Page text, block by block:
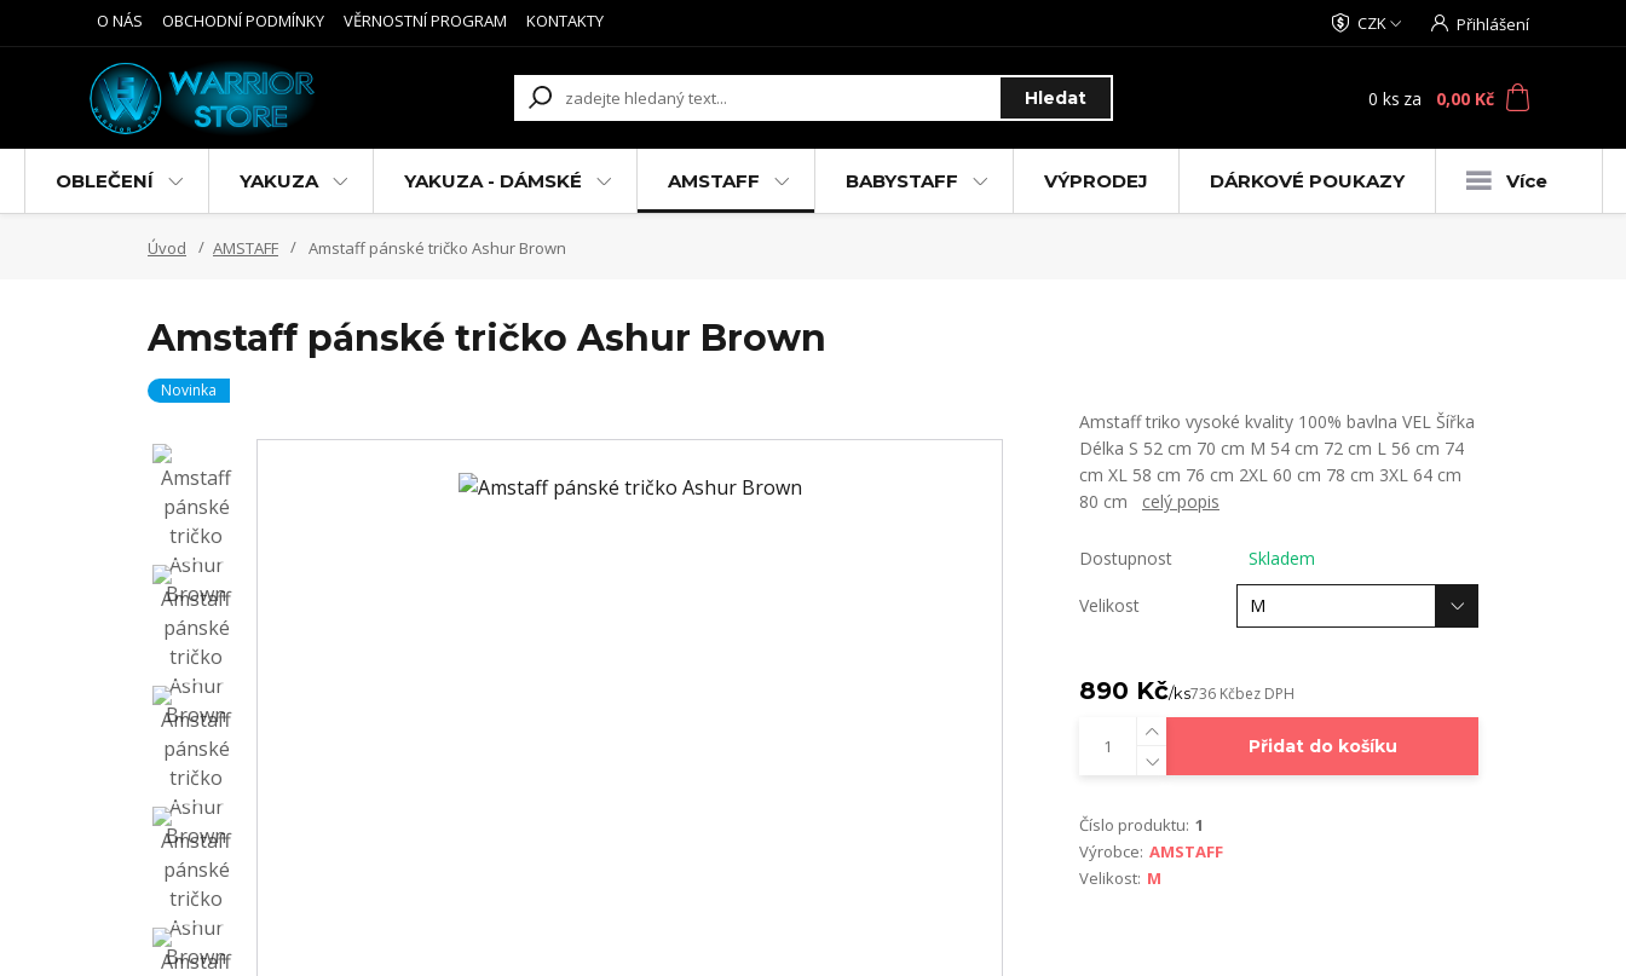
O NÁS OBCHODNÍ PODMÍNKY VĚRNOSTNÍ PROGRAM KONTAKTY CZK Přihlášení
Hledat 0 ks za 0,00 Kč
OBLEČENÍ YAKUZA YAKUZA - DÁMSKÉ AMSTAFF BABYSTAFF VÝPRODEJ DÁRKOVÉ POUKAZY Více
Úvod AMSTAFF Amstaff pánské tričko Ashur Brown
Amstaff pánské tričko Ashur Brown
Novinka
Amstaff triko vysoké kvality 100% bavlna VEL Šířka
Délka S 52 cm 70 cm M 54 cm 72 cm L 56 cm 74
cm XL 58 cm 76 cm 2XL 60 cm 78 cm 3XL 64 cm
80 cm celý popis
Dostupnost Skladem
Velikost
890 Kč/ks736 Kčbez DPH
Přidat do košíku
Číslo produktu: 1
Výrobce: AMSTAFF
Velikost: M